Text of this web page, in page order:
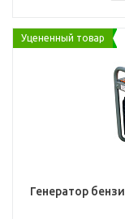
Уцененный товар